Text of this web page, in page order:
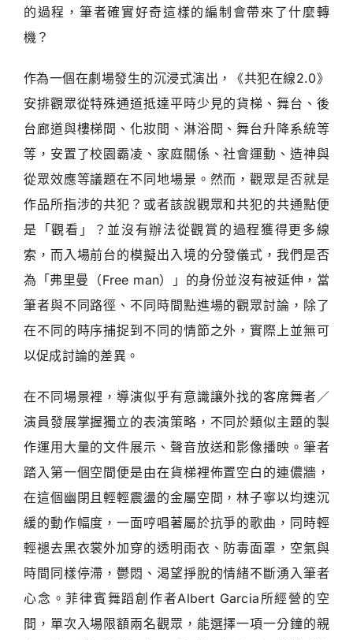
的過程，筆者確實好奇這樣的編制會帶來了什麼轉
機？
作為一個在劇場發生的沉浸式演出，《共犯在線2.0》
安排觀眾從特殊通道抵達平時少見的貨梯、舞台、後
台廊道與樓梯間、化妝間、淋浴間、舞台升降系統等
等，安置了校園霸凌、家庭關係、社會運動、造神與
從眾效應等議題在不同地場景。然而，觀眾是否就是
作品所指涉的共犯？或者該說觀眾和共犯的共通點便
是「觀看」？並沒有辦法從觀賞的過程獲得更多線
索，而入場前台的模擬出入境的分發儀式，我們是否
為「弗里曼（Free man）」的身份並沒有被延伸，當
筆者與不同路徑、不同時間點進場的觀眾討論，除了
在不同的時序捕捉到不同的情節之外，實際上並無可
以促成討論的差異。
在不同場景裡，導演似乎有意識讓外找的客席舞者／
演員發展掌握獨立的表演策略，不同於類似主題的製
作運用大量的文件展示、聲音放送和影像播映。筆者
踏入第一個空間便是由在貨梯裡佈置空白的連儂牆，
在這個幽閉且輕輕震盪的金屬空間，林子寧以均速沉
緩的動作幅度，一面哼唱著屬於抗爭的歌曲，同時輕
輕褪去黑衣裳外加穿的透明雨衣、防毒面罩，空氣與
時間同樣停滯，鬱悶、渴望掙脫的情緒不斷湧入筆者
心念。菲律賓舞蹈創作者Albert Garcia所經營的空
間，單次入場限額兩名觀眾，能選擇一項一分鐘的親